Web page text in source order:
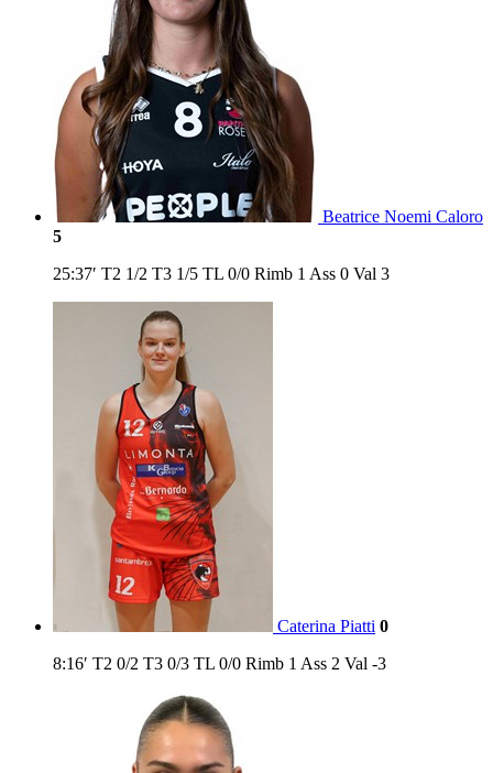
Beatrice Noemi Caloro
5
25:37′ T2 1/2 T3 1/5 TL 0/0 Rimb 1 Ass 0 Val 3
Caterina Piatti 0
8:16′ T2 0/2 T3 0/3 TL 0/0 Rimb 1 Ass 2 Val -3